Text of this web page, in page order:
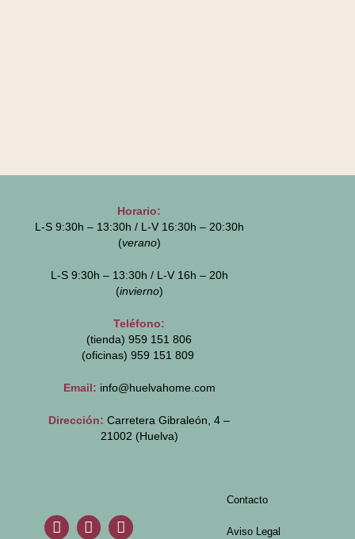
Horario:
L-S 9:30h – 13:30h / L-V 16:30h – 20:30h
(verano)
L-S 9:30h – 13:30h / L-V 16h – 20h
(invierno)
Teléfono:
(tienda) 959 151 806
(oficinas) 959 151 809
Email: info@huelvahome.com
Dirección: Carretera Gibraleón, 4 –
21002 (Huelva)
Contacto
Aviso Legal